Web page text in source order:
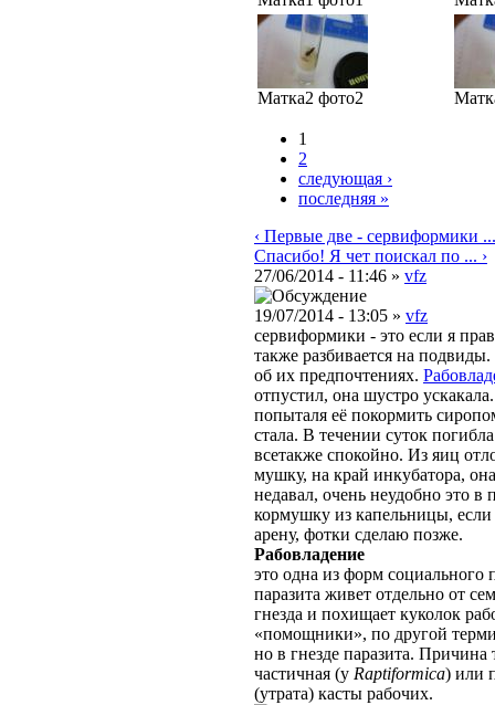
Матка2 фото2
1
2
следующая ›
последняя »
‹ Первые две - сервиформики ...
Спасибо! Я чет поискал по ... ›
27/06/2014 - 11:46 » vfz
19/07/2014 - 13:05 » vfz
сервиформики - это если я
также разбивается на
об их предпочтениях.
отпустил, она шустро
попыталя её покормить
стала. В течении суток
всетакже спокойно. Из яиц
мушку, на край инкубатора,
недавал, очень неудобно это
кормушку из капельницы, если
арену, фотки сделаю позже.
Рабовладение
это одна из форм социального
паразита живет отдельно от
гнезда и похищает куколок
«помощники», по другой
но в гнезде паразита.
частичная (у Raptiformica) или
(утрата) касты рабочих.